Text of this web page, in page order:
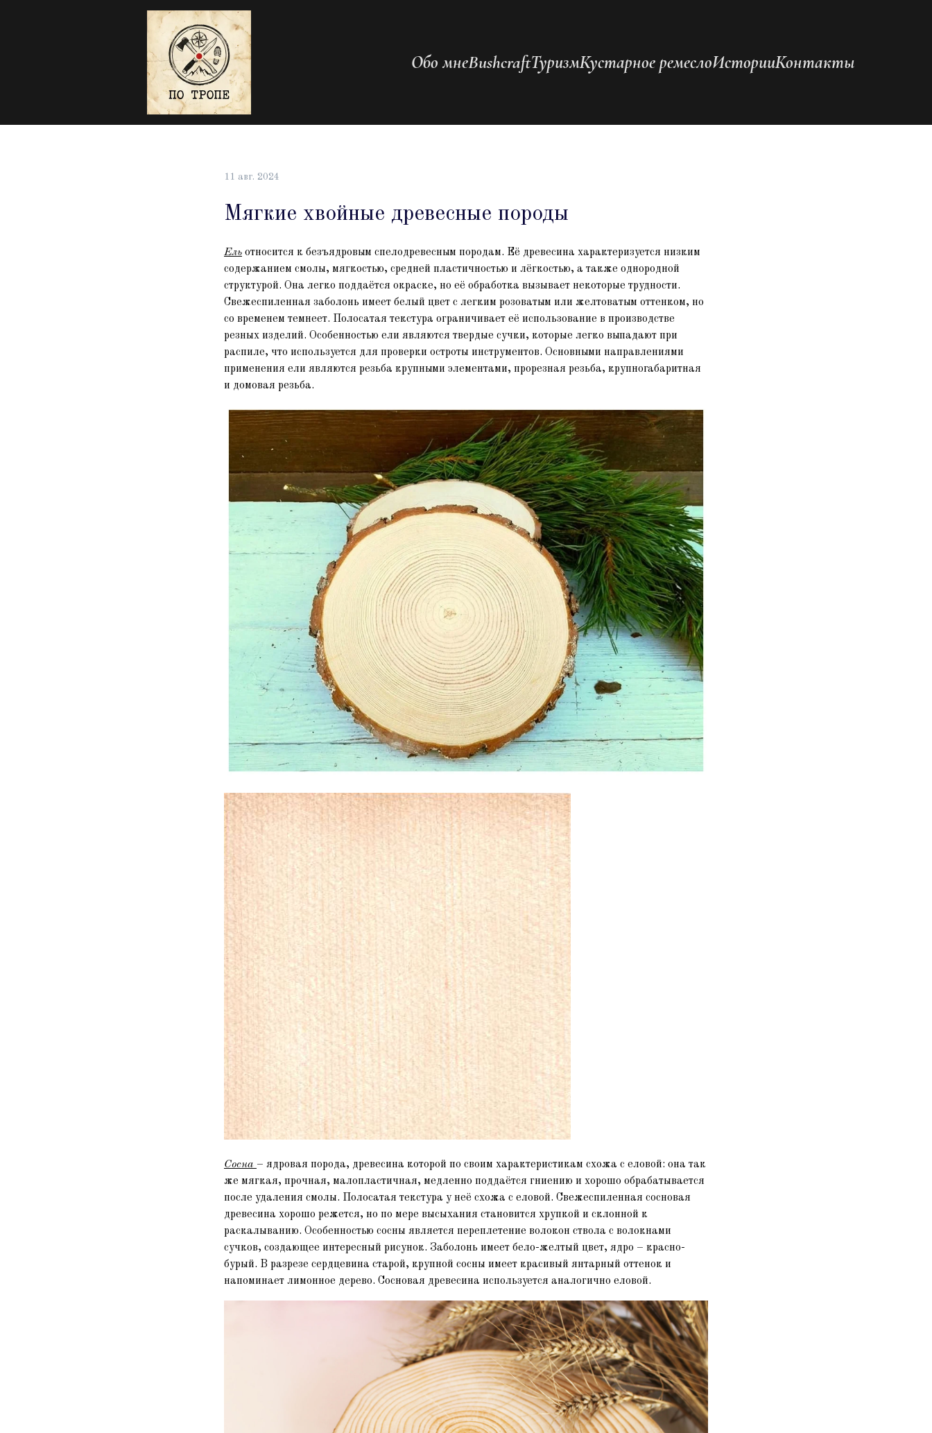
Обо мнеBushcraftТуризмКустарное ремеслоИсторииКонтакты
11 авг. 2024
Мягкие хвойные древесные породы
Ель относится к безъядровым спелодревесным породам. Её древесина характеризуется низким
содержанием смолы, мягкостью, средней пластичностью и лёгкостью, а также однородной
структурой. Она легко поддаётся окраске, но её обработка вызывает некоторые трудности.
Свежеспиленная заболонь имеет белый цвет с легким розоватым или желтоватым оттенком, но
со временем темнеет. Полосатая текстура ограничивает её использование в производстве
резных изделий. Особенностью ели являются твердые сучки, которые легко выпадают при
распиле, что используется для проверки остроты инструментов. Основными направлениями
применения ели являются резьба крупными элементами, прорезная резьба, крупногабаритная
и домовая резьба.
Сосна – ядровая порода, древесина которой по своим характеристикам схожа с еловой: она так
же мягкая, прочная, малопластичная, медленно поддаётся гниению и хорошо обрабатывается
после удаления смолы. Полосатая текстура у неё схожа с еловой. Свежеспиленная сосновая
древесина хорошо режется, но по мере высыхания становится хрупкой и склонной к
раскалыванию. Особенностью сосны является переплетение волокон ствола с волокнами
сучков, создающее интересный рисунок. Заболонь имеет бело-желтый цвет, ядро – красно-
бурый. В разрезе сердцевина старой, крупной сосны имеет красивый янтарный оттенок и
напоминает лимонное дерево. Сосновая древесина используется аналогично еловой.